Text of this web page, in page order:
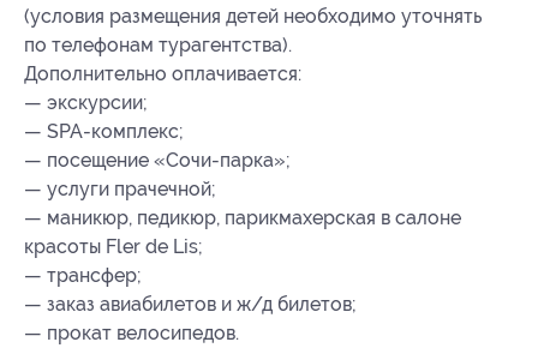
(условия размещения детей необходимо уточнять
по телефонам турагентства).
Дополнительно оплачивается:
— экскурсии;
— SPA-комплекс;
— посещение «Сочи-парка»;
— услуги прачечной;
— маникюр, педикюр, парикмахерская в салоне
красоты Fler de Lis;
— трансфер;
— заказ авиабилетов и ж/д билетов;
— прокат велосипедов.